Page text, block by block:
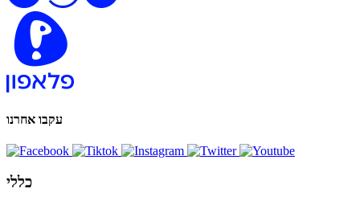
עקבו אחרנו
כללי